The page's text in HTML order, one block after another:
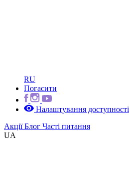
RU
Погасити
Налаштування доступності
АкціїБлог Часті питання
UA